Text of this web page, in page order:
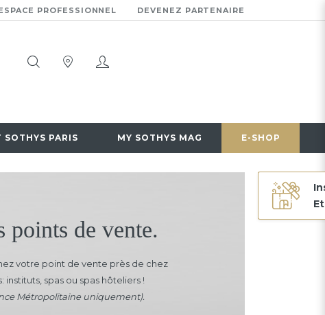
PROFESSIONNEL DEVENEZ PARTENAIRE
PARIS MY SOTHYS MAG E-SHOP
points de vente.
votre point de vente près de chez
instituts, spas ou spas hôteliers !
Métropolitaine uniquement).